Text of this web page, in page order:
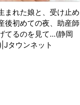
まれた娘と、受け止め
後初めての夜、助産師
てるのを見て...(静岡
タウンネット